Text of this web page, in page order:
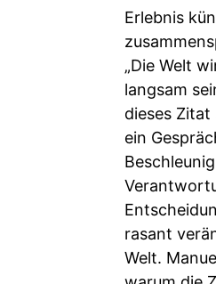
Erlebnis
„Die Welt
langsam
dieses
ein
rasant
Welt.